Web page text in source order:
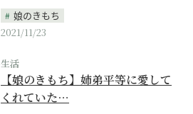
娘のきもち
2021/11/23
生活
【娘のきもち】姉弟平等に愛して
くれていた…